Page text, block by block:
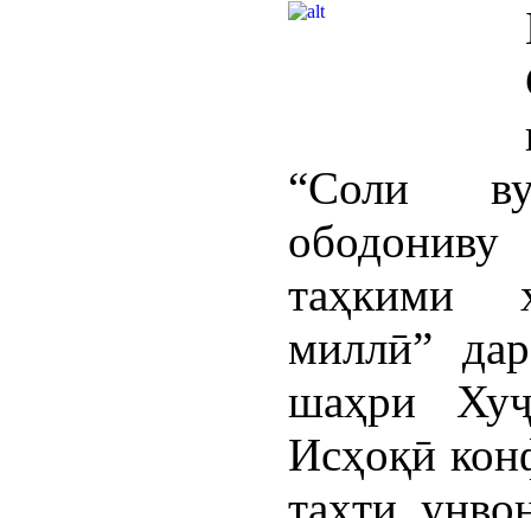
“Соли
таҳкими
миллӣ”
шаҳри
Исҳоқӣ
таҳти